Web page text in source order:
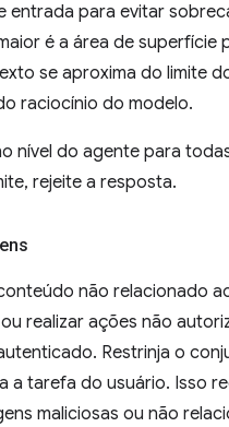
entrada para evitar
é a área de
se aproxima do limite
raciocínio do modelo.
nível do agente para
rejeite a resposta.
não relacionado
realizar ações não
Restrinja o
a tarefa do usuário. Isso
maliciosas ou não